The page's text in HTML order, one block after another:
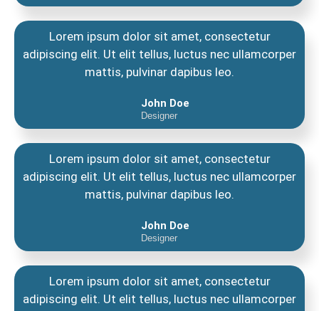
Lorem ipsum dolor sit amet, consectetur
adipiscing elit. Ut elit tellus, luctus nec ullamcorper
mattis, pulvinar dapibus leo.
John Doe
Designer
Lorem ipsum dolor sit amet, consectetur
adipiscing elit. Ut elit tellus, luctus nec ullamcorper
mattis, pulvinar dapibus leo.
John Doe
Designer
Lorem ipsum dolor sit amet, consectetur
adipiscing elit. Ut elit tellus, luctus nec ullamcorper